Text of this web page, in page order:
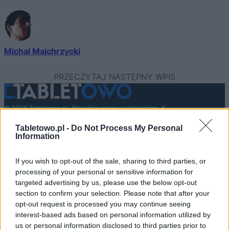
Tabletowo.pl - Do Not Process My Personal
Information
If you wish to opt-out of the sale, sharing to third parties, or
processing of your personal or sensitive information for
targeted advertising by us, please use the below opt-out
section to confirm your selection. Please note that after your
opt-out request is processed you may continue seeing
interest-based ads based on personal information utilized by
us or personal information disclosed to third parties prior to
Michał Majchrzycki
© 2026 Tabletowo.pl. Wszelkie prawa zastrzeżone. K
KONTAKT
REDAKCJA
REKLAMA
POLITYKA PRYWATNOŚCI